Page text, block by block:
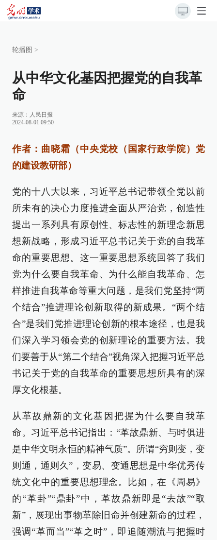
轮播图 >
从中华文化基因把握党的自我革
命
来源： 人民日报
2024-08-01 09:50
作者：曲晓霜（中央党校（国家行政学院）党
的建设教研部）
党的十八大以来，习近平总书记带领全党以前
所未有的决心力度推进全面从严治党，创造性
提出一系列具有原创性、标志性的新理念新思
想新战略，形成习近平总书记关于党的自我革
命的重要思想。这一重要思想系统回答了我们
党为什么要自我革命、为什么能自我革命、怎
样推进自我革命等重大问题，是我们党坚持“两
个结合”推进理论创新取得的新成果。“两个结
合”是我们党推进理论创新的根本途径，也是我
们深入学习领会党的创新理论的重要方法。我
们要善于从“第二个结合”视角深入把握习近平总
书记关于党的自我革命的重要思想所具有的深
厚文化根基。
从革故鼎新的文化基因把握为什么要自我革
命。习近平总书记指出：“革故鼎新、与时俱进
是中华文明永恒的精神气质”。所谓“穷则变，变
则通，通则久”，变易、变通思想是中华优秀传
统文化中的重要思想理念。比如，在《周易》
的“革卦”“鼎卦”中，革故鼎新即是“去故”“取
新”，展现出事物革除旧命并创建新命的过程，
强调“革而当”“革之时”，即追随潮流与把握时